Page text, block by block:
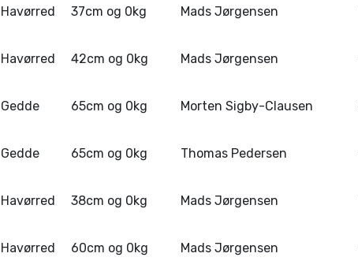
Havørred 37cm og 0kg Mads Jørgensen
Havørred 42cm og 0kg Mads Jørgensen
Gedde 65cm og 0kg Morten Sigby-Clausen
Gedde 65cm og 0kg Thomas Pedersen
Havørred 38cm og 0kg Mads Jørgensen
Havørred 60cm og 0kg Mads Jørgensen